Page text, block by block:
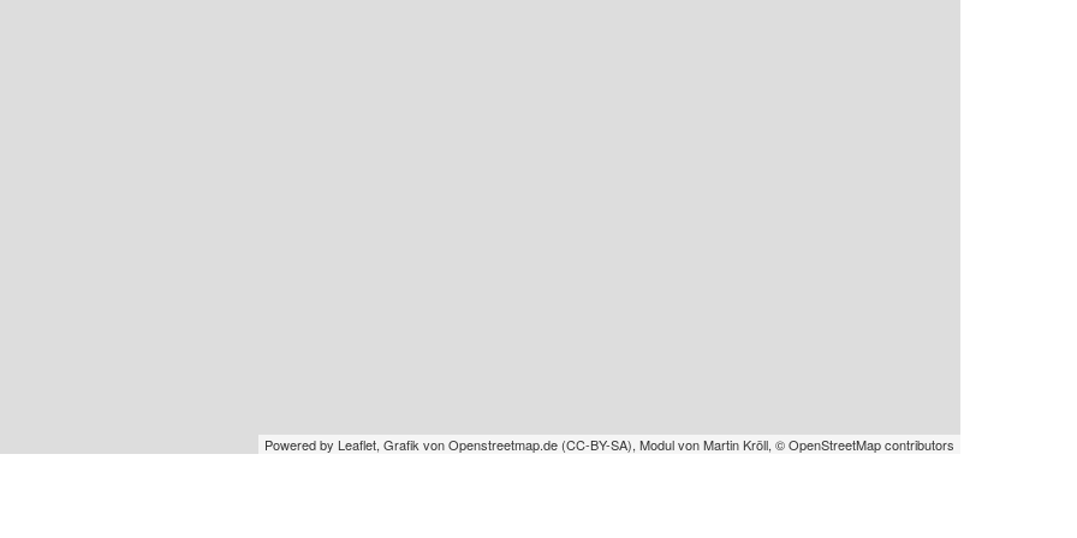
Powered by Leaflet, Grafik vonOpenstreetmap.de (CC-BY-SA), Modul vonMartin Kröll, © OpenStreetMap contributors